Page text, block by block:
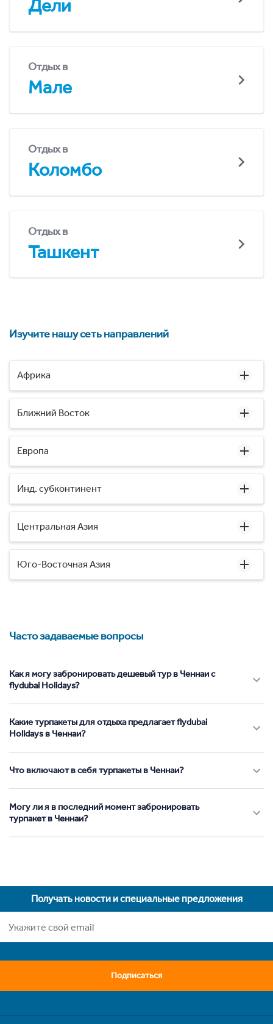
Дели
Отдых в
Мале
Отдых в
Коломбо
Отдых в
Ташкент
Изучите нашу сеть направлений
Африка
Ближний Восток
Европа
Инд. субконтинент
Центральная Азия
Юго-Восточная Азия
Часто задаваемые вопросы
Как я могу забронировать дешевый тур в Ченнаи с
flydubai Holidays?
Какие турпакеты для отдыха предлагает flydubai
Holidays в Ченнаи?
Что включают в себя турпакеты в Ченнаи?
Могу ли я в последний момент забронировать
турпакет в Ченнаи?
Получать новости и специальные предложения
Подписаться